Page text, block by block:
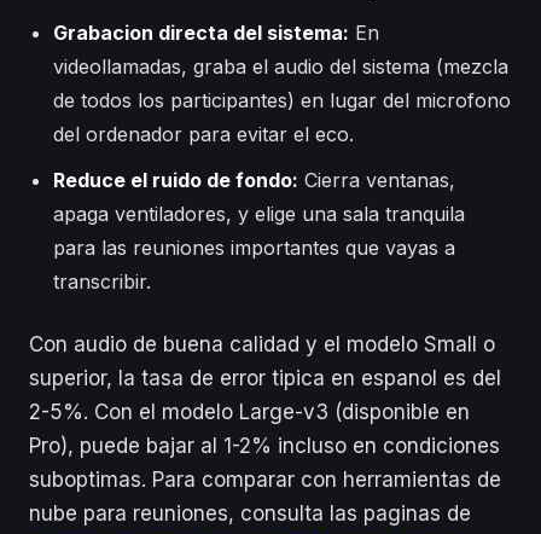
Grabacion directa del sistema: En
videollamadas, graba el audio del sistema (mezcla
de todos los participantes) en lugar del microfono
del ordenador para evitar el eco.
Reduce el ruido de fondo: Cierra ventanas,
apaga ventiladores, y elige una sala tranquila
para las reuniones importantes que vayas a
transcribir.
Con audio de buena calidad y el modelo Small o
superior, la tasa de error tipica en espanol es del
2-5%. Con el modelo Large-v3 (disponible en
Pro), puede bajar al 1-2% incluso en condiciones
suboptimas. Para comparar con herramientas de
nube para reuniones, consulta las paginas de